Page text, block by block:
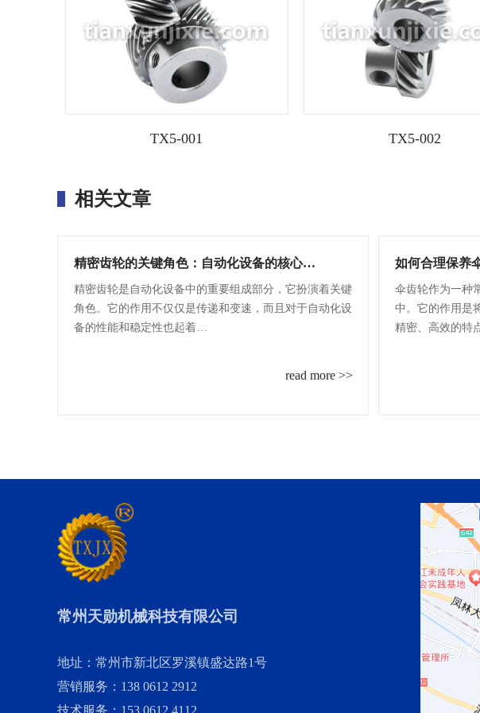
TX5-001 TX5-002
相关文章
精密齿轮的关键角色：自动化设备的核心…
精密齿轮是自动化设备中的重要组成部分，它扮演着关键
角色。它的作用不仅仅是传递和变速，而且对于自动化设
备的性能和稳定性也起着…
read more >>
如何合理保养
伞齿轮作为一种
中。它的作用是
精密、高效的特
常州天勋机械科技有限公司
地址：常州市新北区罗溪镇盛达路1号
营销服务：138 0612 2912
技术服务：153 0612 4112